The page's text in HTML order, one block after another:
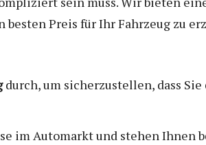
Preis für Ihr Fahrzeug zu
durch, um sicherzustellen, dass Sie
im Automarkt und stehen Ihnen